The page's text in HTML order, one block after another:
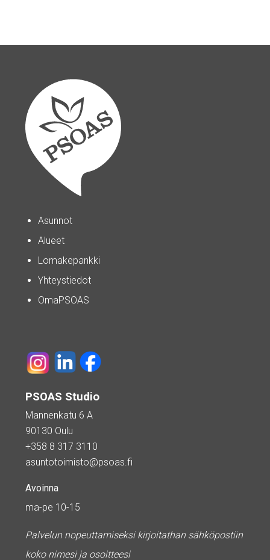
Asunnot
Alueet
Lomakepankki
Yhteystiedot
OmaPSOAS
PSOAS Studio
Mannenkatu 6 A
90130 Oulu
+358 8 317 3110
asuntotoimisto@psoas.fi
Avoinna
ma-pe 10-15
Palvelun nopeuttamiseksi kirjoitathan sähköpostiin
koko nimesi ja osoitteesi